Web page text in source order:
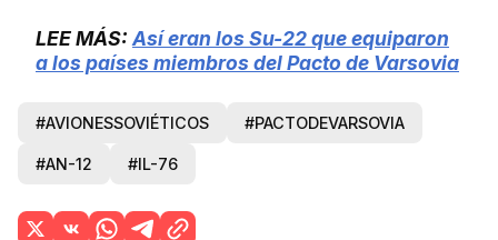
LEE MÁS: Así eran los Su-22 que equiparon
a los países miembros del Pacto de Varsovia
#AVIONESSOVIÉTICOS #PACTODEVARSOVIA
#AN-12 #IL-76